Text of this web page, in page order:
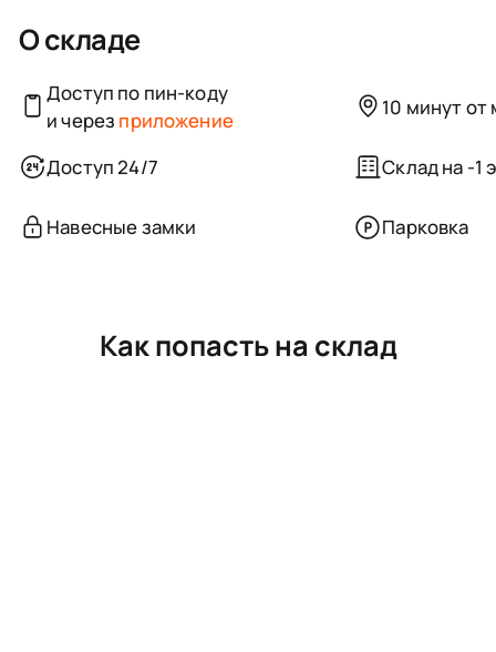
О складе
Доступ по пин-коду
и через приложение
10 минут от
Доступ 24/7 Склад на -1
Навесные замки Парковка
Как попасть на склад